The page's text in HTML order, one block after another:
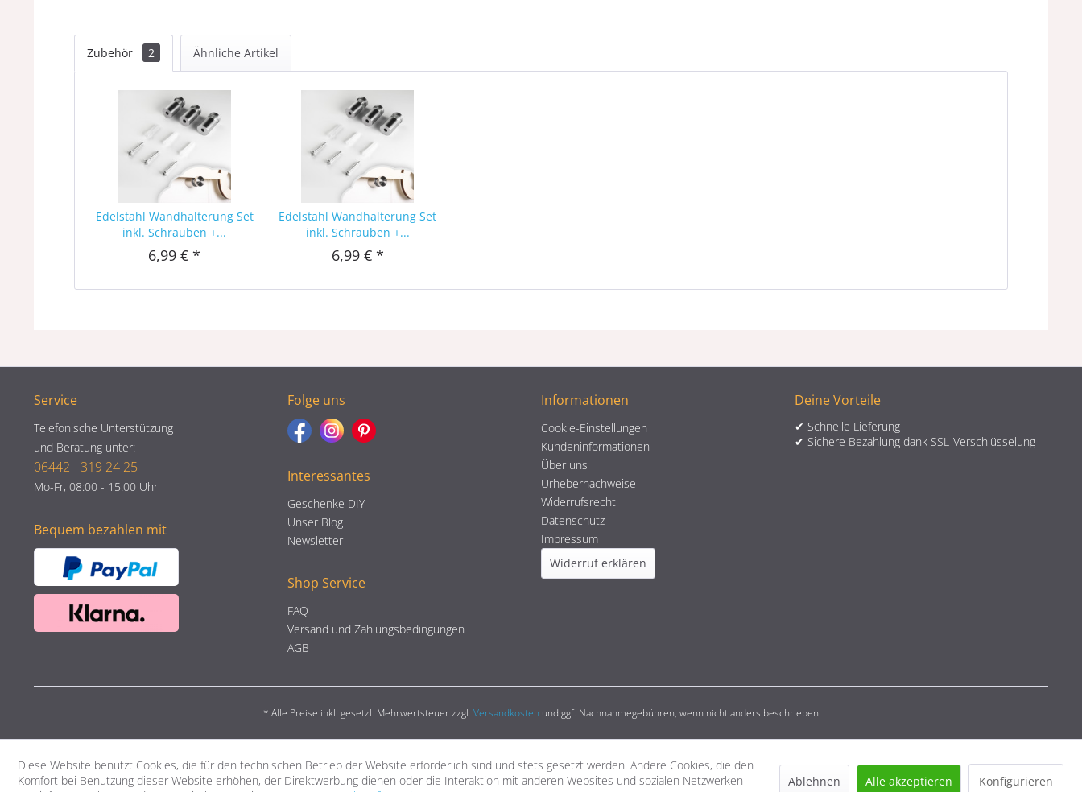
Zubehör 2 Ähnliche Artikel
Edelstahl Wandhalterung Set
inkl. Schrauben +...
6,99 € *
Edelstahl Wandhalterung Set
inkl. Schrauben +...
6,99 € *
Service
Telefonische Unterstützung
und Beratung unter:
06442 - 319 24 25
Mo-Fr, 08:00 - 15:00 Uhr
Bequem bezahlen mit
Folge uns
Interessantes
Geschenke DIY
Unser Blog
Newsletter
Shop Service
FAQ
Versand und Zahlungsbedingungen
AGB
Informationen
Cookie-Einstellungen
Kundeninformationen
Über uns
Urhebernachweise
Widerrufsrecht
Datenschutz
Impressum
Widerruf erklären
Deine Vorteile
✔ Schnelle Lieferung
✔ Sichere Bezahlung dank SSL-Verschlüsselung
* Alle Preise inkl. gesetzl. Mehrwertsteuer zzgl. Versandkosten und ggf. Nachnahmegebühren, wenn nicht anders beschrieben
Diese Website benutzt Cookies, die für den technischen Betrieb der Website erforderlich sind und stets gesetzt werden. Andere Cookies, die den
Komfort bei Benutzung dieser Website erhöhen, der Direktwerbung dienen oder die Interaktion mit anderen Websites und sozialen Netzwerken
Ablehnen Alle akzeptieren Konfigurieren